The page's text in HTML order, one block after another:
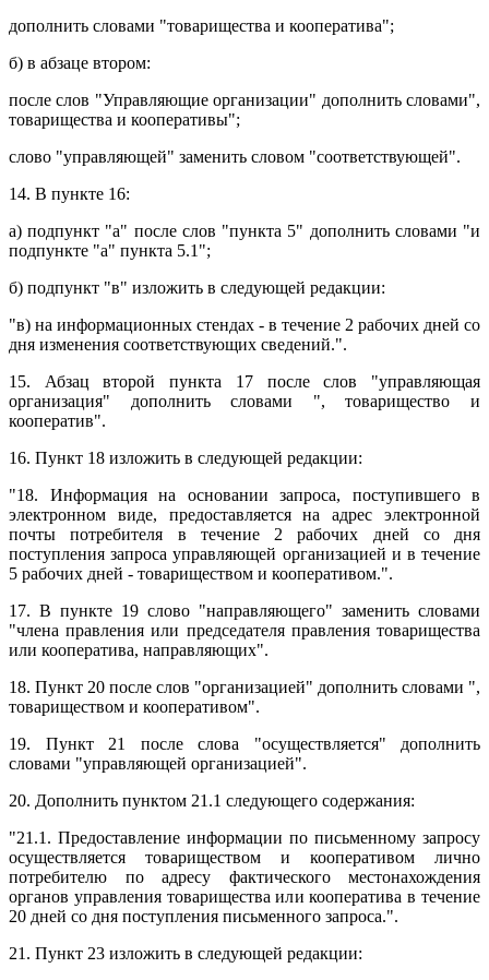
дополнить словами "товарищества и кооператива";
б) в абзаце втором:
после слов "Управляющие организации" дополнить словами",
товарищества и кооперативы";
слово "управляющей" заменить словом "соответствующей".
14. В пункте 16:
а) подпункт "а" после слов "пункта 5" дополнить словами "и
подпункте "а" пункта 5.1";
б) подпункт "в" изложить в следующей редакции:
"в) на информационных стендах - в течение 2 рабочих дней со
дня изменения соответствующих сведений.".
15. Абзац второй пункта 17 после слов "управляющая
организация" дополнить словами ", товарищество и
кооператив".
16. Пункт 18 изложить в следующей редакции:
"18. Информация на основании запроса, поступившего в
электронном виде, предоставляется на адрес электронной
почты потребителя в течение 2 рабочих дней со дня
поступления запроса управляющей организацией и в течение
5 рабочих дней - товариществом и кооперативом.".
17. В пункте 19 слово "направляющего" заменить словами
"члена правления или председателя правления товарищества
или кооператива, направляющих".
18. Пункт 20 после слов "организацией" дополнить словами ",
товариществом и кооперативом".
19. Пункт 21 после слова "осуществляется" дополнить
словами "управляющей организацией".
20. Дополнить пунктом 21.1 следующего содержания:
"21.1. Предоставление информации по письменному запросу
осуществляется товариществом и кооперативом лично
потребителю по адресу фактического местонахождения
органов управления товарищества или кооператива в течение
20 дней со дня поступления письменного запроса.".
21. Пункт 23 изложить в следующей редакции: